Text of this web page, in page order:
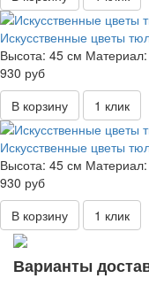
Искусственные цветы
Высота: 45 см Материал:
930 руб
В корзину
1 клик
Искусственные цветы
Высота: 45 см Материал:
930 руб
В корзину
1 клик
Варианты